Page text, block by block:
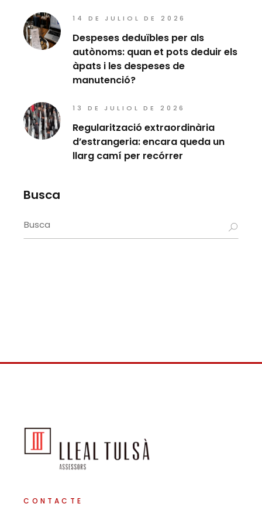
14 DE JULIOL DE 2026
Despeses deduïbles per als
autònoms: quan et pots deduir els
àpats i les despeses de
manutenció?
13 DE JULIOL DE 2026
Regularització extraordinària
d’estrangeria: encara queda un
llarg camí per recórrer
Busca
Search
for:
CONTACTE